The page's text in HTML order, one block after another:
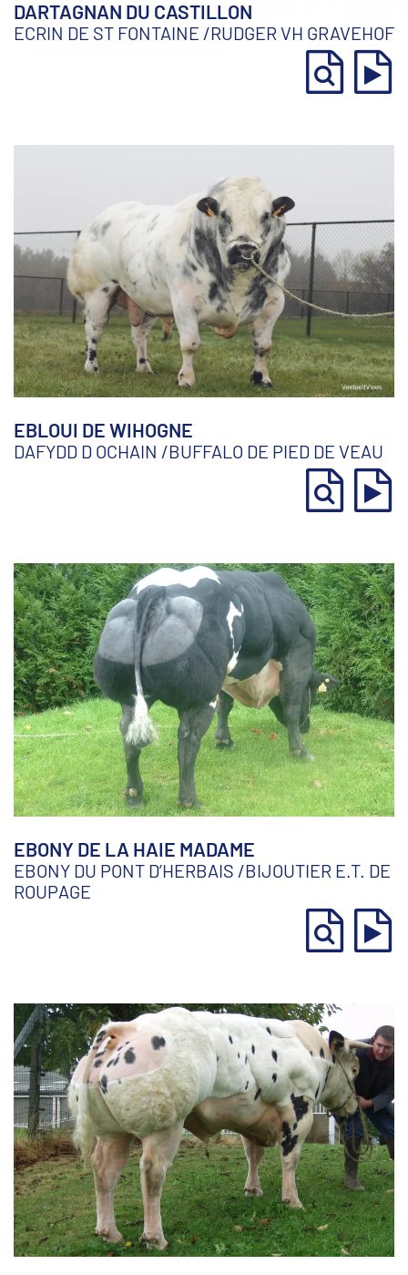
DARTAGNAN DU CASTILLON
ECRIN DE ST FONTAINE /RUDGER VH GRAVEHOF
EBLOUI DE WIHOGNE
DAFYDD D OCHAIN /BUFFALO DE PIED DE VEAU
EBONY DE LA HAIE MADAME
EBONY DU PONT D’HERBAIS /BIJOUTIER E.T. DE
ROUPAGE